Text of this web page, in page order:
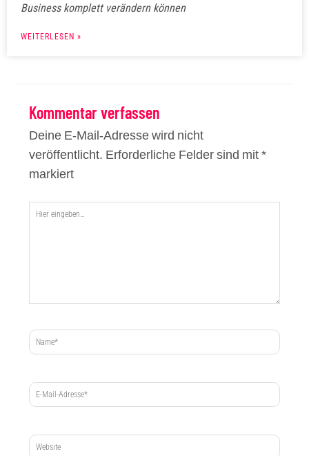
Business komplett verändern können
WEITERLESEN »
Kommentar verfassen
Deine E-Mail-Adresse wird nicht
veröffentlicht. Erforderliche Felder sind mit*
markiert
Hier
Name*
E-
Mail-
Adresse*
Website